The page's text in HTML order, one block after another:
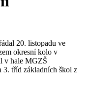
20. listopadu ve
okresní kolo v
v hale MGZŠ
3. tříd základních škol z